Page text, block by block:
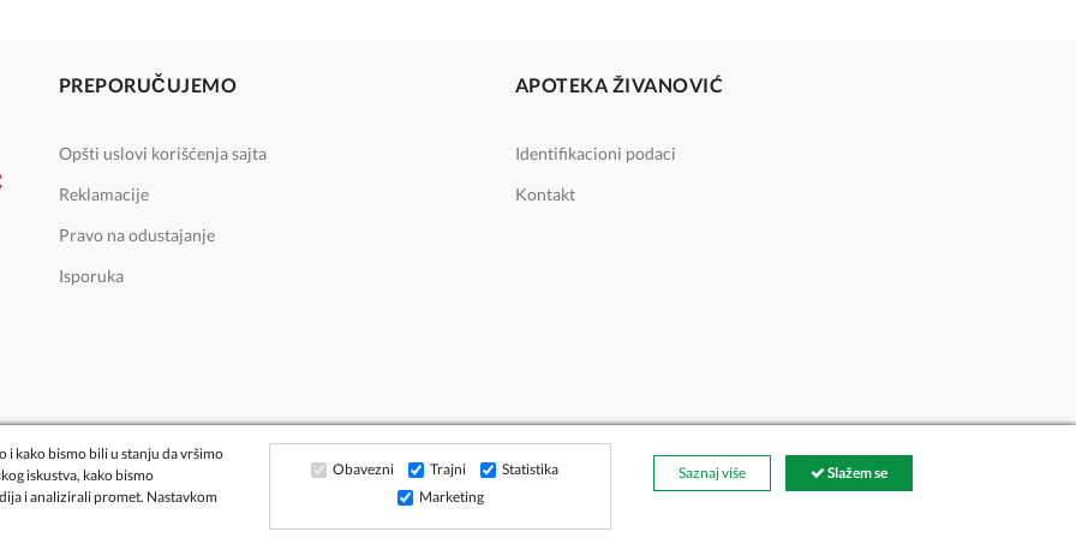
PREPORUČUJEMO
Opšti uslovi korišćenja sajta
Reklamacije
Pravo na odustajanje
Isporuka
APOTEKA ŽIVANOVIĆ
Identifikacioni podaci
Kontakt
kako bismo bili u stanju da vršimo
iskustva, kako bismo
i analizirali promet. Nastavkom
Obavezni Trajni
Statistika
Marketing
Saznaj više Slažem se